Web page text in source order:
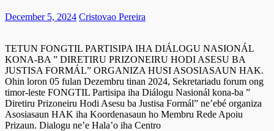
December 5, 2024 Cristovao Pereira
TETUN FONGTIL PARTISIPA IHA DIÁLOGU NASIONÁL
KONA-BA ” DIRETIRU PRIZONEIRU HODI ASESU BA
JUSTISA FORMÁL” ORGANIZA HUSI ASOSIASAUN HAK.
Ohin loron 05 fulan Dezembru tinan 2024, Sekretariadu forum ong
timor-leste FONGTIL Partisipa iha Diálogu Nasionál kona-ba ”
Diretiru Prizoneiru Hodi Asesu ba Justisa Formál” ne’ebé organiza
Asosiasaun HAK iha Koordenasaun ho Membru Rede Apoiu
Prizaun. Dialogu ne’e Hala’o iha Centro